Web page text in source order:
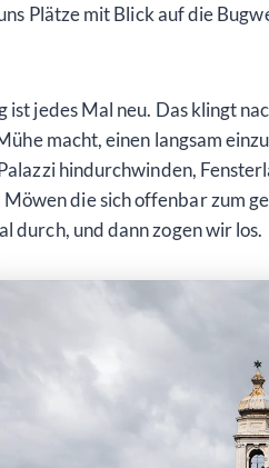
Plätze mit Blick auf die
ist jedes Mal neu. Das klingt
macht, einen langsam
hindurchwinden,
die sich offenbar zum
durch, und dann zogen wir los.